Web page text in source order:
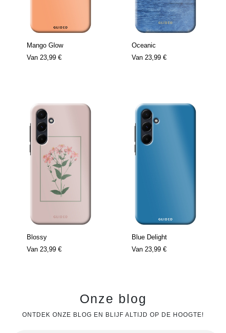
Mango Glow
Van 23,99 €
Oceanic
Van 23,99 €
Blossy
Van 23,99 €
Blue Delight
Van 23,99 €
Onze blog
ONTDEK ONZE BLOG EN BLIJF ALTIJD OP DE HOOGTE!